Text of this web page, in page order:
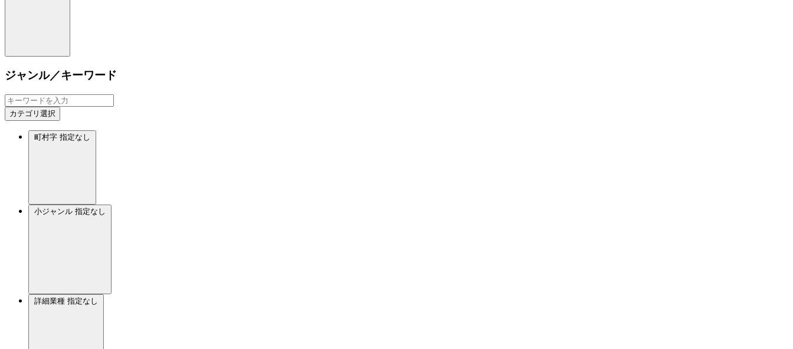
ジャンル／キーワード
カテゴリ選択
町村字 指定なし
小ジャンル 指定なし
詳細業種 指定なし